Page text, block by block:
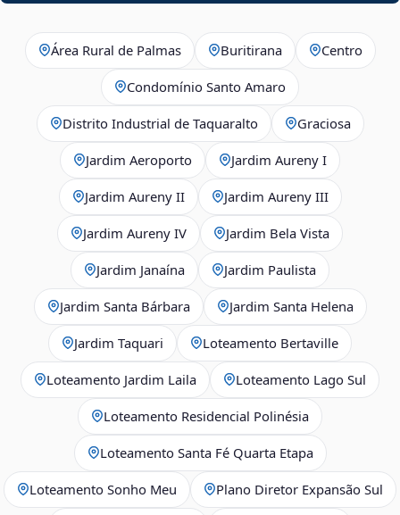
Área Rural de Palmas Buritirana Centro
Condomínio Santo Amaro
Distrito Industrial de Taquaralto Graciosa
Jardim Aeroporto Jardim Aureny I
Jardim Aureny II Jardim Aureny III
Jardim Aureny IV Jardim Bela Vista
Jardim Janaína Jardim Paulista
Jardim Santa Bárbara Jardim Santa Helena
Jardim Taquari Loteamento Bertaville
Loteamento Jardim Laila Loteamento Lago Sul
Loteamento Residencial Polinésia
Loteamento Santa Fé Quarta Etapa
Loteamento Sonho Meu Plano Diretor Expansão Sul